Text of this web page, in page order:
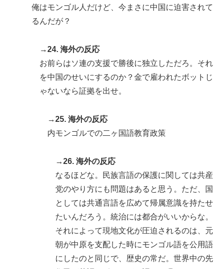
俺はモンゴル人だけど、今まさに中国に迫害されて
るんだが？
→24. 海外の反応
お前らはソ連の支援で勝後に独立しただろ。それ
を中国のせいにするのか？金で雇われたボットじ
ゃないなら証拠を出せ。
→25. 海外の反応
内モンゴルでの二ヶ国語教育政策
→26. 海外の反応
なるほどな。民族言語の保護に関しては共産
党のやり方にも問題はあると思う。ただ、国
としては共通言語を広めて帰属意識を持たせ
たいんだろう。統治には都合がいいからな。
それによって現地文化が圧迫されるのは、元
朝が中原を支配した時にモンゴル語を公用語
にしたのと同じで、歴史の常だ。世界中の先